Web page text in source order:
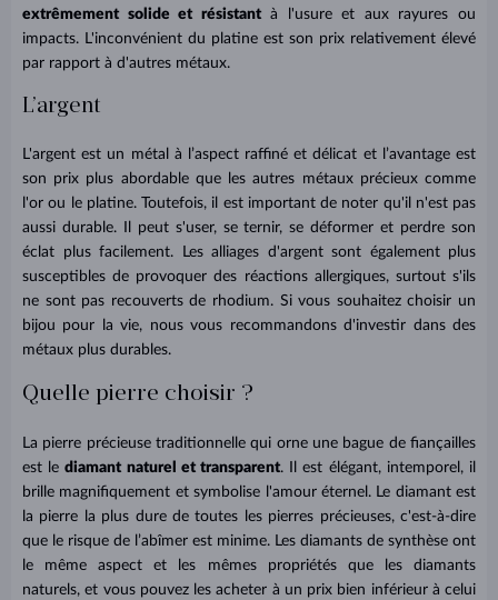
extrêmement solide et résistantà l'usure et aux rayures ou
impacts. L'inconvénient du platine est son prix relativement élevé
par rapport à d'autres métaux.
L’argent
L'argent est un métal à l’aspect raffiné et délicat et l’avantage est
son prix plus abordable que les autres métaux précieux comme
l'or ou le platine. Toutefois, il est important de noter qu'il n'est pas
aussi durable. Il peut s'user, se ternir, se déformer et perdre son
éclat plus facilement. Les alliages d'argent sont également plus
susceptibles de provoquer des réactions allergiques, surtout s'ils
ne sont pas recouverts de rhodium. Si vous souhaitez choisir un
bijou pour la vie, nous vous recommandons d'investir dans des
métaux plus durables.
Quelle pierre choisir ?
La pierre précieuse traditionnelle qui orne une bague de fiançailles
est lediamant naturel et transparent. Il est élégant, intemporel, il
brille magnifiquement et symbolise l'amour éternel. Le diamant est
la pierre la plus dure de toutes les pierres précieuses, c'est-à-dire
que le risque de l’abîmer est minime. Les diamants de synthèse ont
le même aspect et les mêmes propriétés que les diamants
naturels, et vous pouvez les acheter à un prix bien inférieur à celui